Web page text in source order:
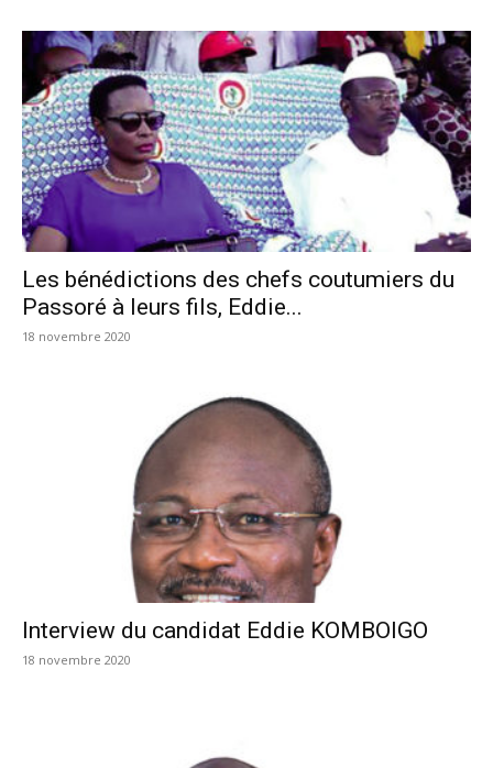
Les bénédictions des chefs coutumiers du
Passoré à leurs fils, Eddie...
18 novembre 2020
Interview du candidat Eddie KOMBOIGO
18 novembre 2020